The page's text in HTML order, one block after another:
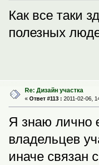
Как все таки
полезных
Re: Дизайн участка
« Ответ #113 : 2011-02-06,
Я знаю лично
владельцев
иначе